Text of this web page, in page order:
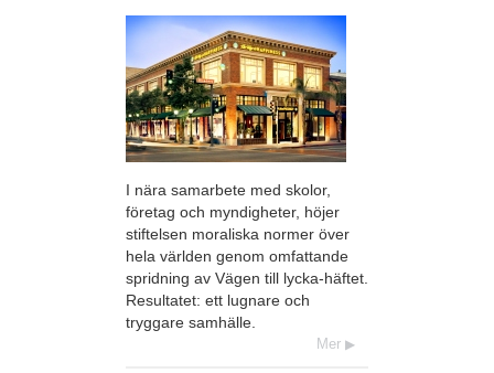
I nära samarbete med skolor,
företag och myndigheter, höjer
stiftelsen moraliska normer över
hela världen genom omfattande
spridning av Vägen till lycka-häftet.
Resultatet: ett lugnare och
tryggare samhälle.
Mer